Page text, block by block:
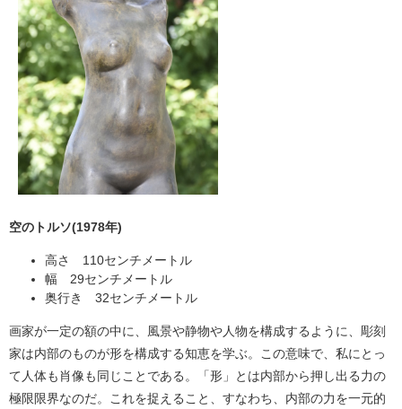
空のトルソ(1978年)
高さ 110センチメートル
幅 29センチメートル
奥行き 32センチメートル
画家が一定の額の中に、風景や静物や人物を構成するように、彫刻
家は内部のものが形を構成する知恵を学ぶ。この意味で、私にとっ
て人体も肖像も同じことである。「形」とは内部から押し出る力の
極限限界なのだ。これを捉えること、すなわち、内部の力を一元的